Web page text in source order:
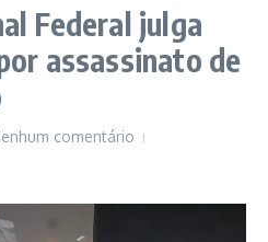
Federal julga
assassinato de
comentário